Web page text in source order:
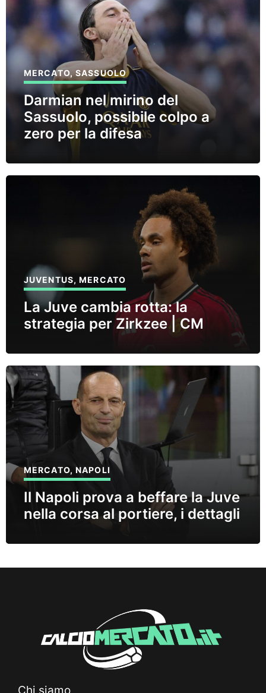
MERCATO,SASSUOLO
Darmian nel mirino del
Sassuolo, possibile colpo a
zero per la difesa
JUVENTUS,MERCATO
La Juve cambia rotta: la
strategia per Zirkzee | CM
MERCATO, NAPOLI
Il Napoli prova a beffare la Juve
nella corsa al portiere, i dettagli